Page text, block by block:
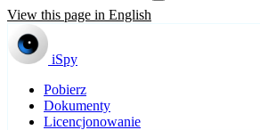
View this page in English
iSpy
Pobierz
Dokumenty
Licencjonowanie